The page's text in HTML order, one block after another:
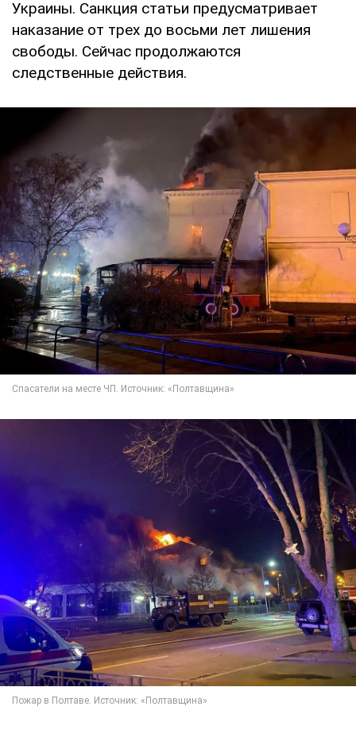
Украины. Санкция статьи предусматривает
наказание от трех до восьми лет лишения
свободы. Сейчас продолжаются
следственные действия.